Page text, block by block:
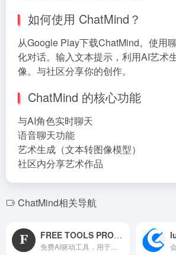
如何使用 ChatMind？
从Google Play下载ChatMind。使用
化对话。输入文本提示，利用AI艺术
像。与社区分享你的创作。
ChatMind 的核心功能
与AI角色实时聊天
语音聊天功能
艺术生成（文本转图像模型）
社区内分享艺术作品
ChatMind相关导航
FREE TOOLS PROVIDER